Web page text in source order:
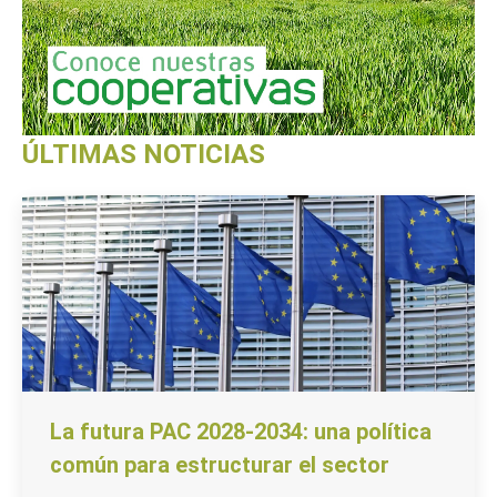
ÚLTIMAS NOTICIAS
La futura PAC 2028-2034: una política
común para estructurar el sector